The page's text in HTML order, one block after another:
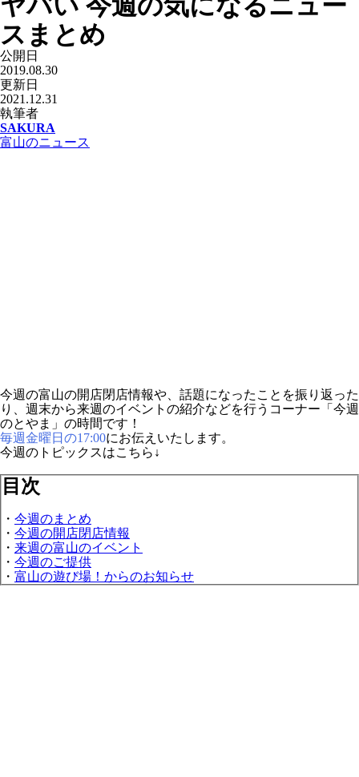
スまとめ
公開日
2019.08.30
更新日
2021.12.31
執筆者
SAKURA
富山のニュース
今週の富山の開店閉店情報や、話題になったことを振り返った
り、週末から来週のイベントの紹介などを行うコーナー「今週
のとやま」の時間です！
毎週金曜日の17:00にお伝えいたします。
今週のトピックスはこちら↓
目次
・ 今週のまとめ
・ 今週の開店閉店情報
・ 来週の富山のイベント
・ 今週のご提供
・ 富山の遊び場！からのお知らせ